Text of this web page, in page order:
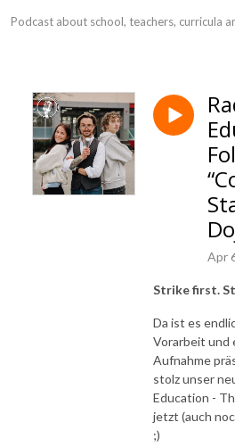
Podcast about school, teachers, curricula
Apr
Strike first.
Da ist es
Vorarbeit und
Aufnahme
stolz unser
Education -
jetzt (auch
;)